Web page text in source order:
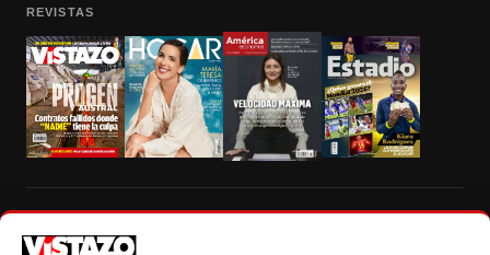
REVISTAS
autorización escrita de su titular, de todos los contenidos de Vistazo.com.